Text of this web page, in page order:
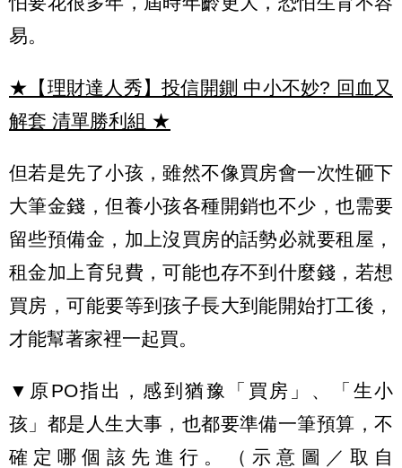
易。
★【理財達人秀】投信開鍘 中小不妙? 回血又
解套 清單勝利組 ★
但若是先了小孩，雖然不像買房會一次性砸下
大筆金錢，但養小孩各種開銷也不少，也需要
留些預備金，加上沒買房的話勢必就要租屋，
租金加上育兒費，可能也存不到什麼錢，若想
買房，可能要等到孩子長大到能開始打工後，
才能幫著家裡一起買。
▼原PO指出，感到猶豫「買房」、「生小
孩」都是人生大事，也都要準備一筆預算，不
確定哪個該先進行。（示意圖／取自